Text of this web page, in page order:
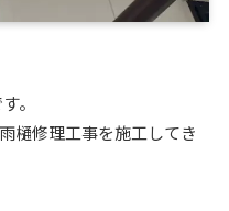
。
樋修理工事を施工してき